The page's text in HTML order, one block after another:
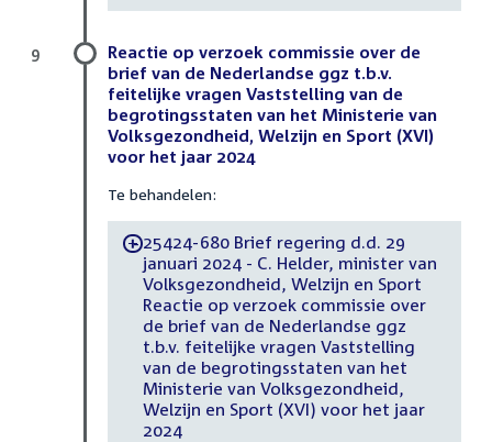
Reactie op verzoek commissie over de
brief van de Nederlandse ggz t.b.v.
feitelijke vragen Vaststelling van de
begrotingsstaten van het Ministerie van
Volksgezondheid, Welzijn en Sport (XVI)
voor het jaar 2024
Te behandelen:
-25424-680 Brief regering d.d. 29
januari 2024 - C. Helder, minister van
Volksgezondheid, Welzijn en Sport
Reactie op verzoek commissie over
de brief van de Nederlandse ggz
t.b.v. feitelijke vragen Vaststelling
van de begrotingsstaten van het
Ministerie van Volksgezondheid,
Welzijn en Sport (XVI) voor het jaar
2024
9